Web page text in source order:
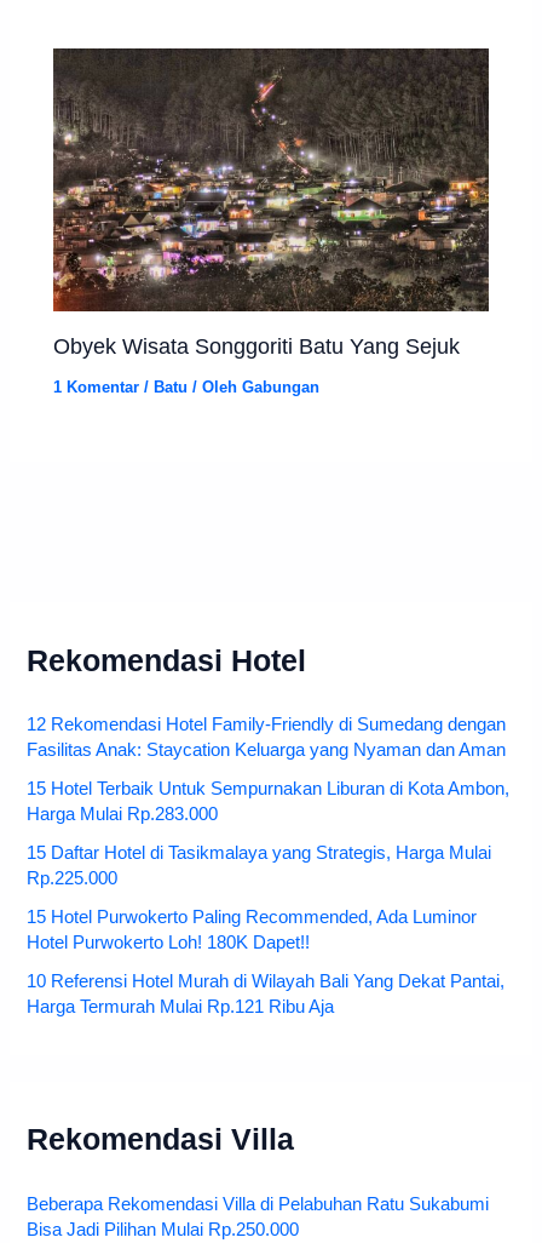
Obyek Wisata Songgoriti Batu Yang Sejuk
1 Komentar /Batu / OlehGabungan
Rekomendasi Hotel
12 Rekomendasi Hotel Family-Friendly di Sumedang dengan
Fasilitas Anak: Staycation Keluarga yang Nyaman dan Aman
15 Hotel Terbaik Untuk Sempurnakan Liburan di Kota Ambon,
Harga Mulai Rp.283.000
15 Daftar Hotel di Tasikmalaya yang Strategis, Harga Mulai
Rp.225.000
15 Hotel Purwokerto Paling Recommended, Ada Luminor
Hotel Purwokerto Loh! 180K Dapet!!
10 Referensi Hotel Murah di Wilayah Bali Yang Dekat Pantai,
Harga Termurah Mulai Rp.121 Ribu Aja
Rekomendasi Villa
Beberapa Rekomendasi Villa di Pelabuhan Ratu Sukabumi
Bisa Jadi Pilihan Mulai Rp.250.000